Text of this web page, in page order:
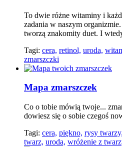
To dwie różne witaminy i
zadania w naszym
tworzą znakomity duet. I
Tagi: cera, retinol, uroda,
zmarszczki
Mapa zmarszczek
Co o tobie mówią twoje...
dowiesz się o sobie czegoś
Tagi: cera, piękno, rysy twarzy,
twarz, uroda, wróżenie z